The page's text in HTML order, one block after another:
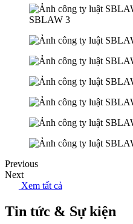
Previous
Next
Xem tất cả
Tin tức & Sự kiện